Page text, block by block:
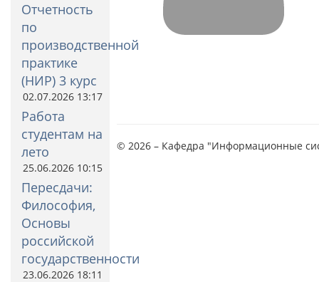
Отчетность
по
производственной
практике
(НИР) 3 курс
02.07.2026 13:17
Работа
студентам на
лето
25.06.2026 10:15
Пересдачи:
Философия,
Основы
российской
государственности
23.06.2026 18:11
© 2026 – Кафедра "Информационные